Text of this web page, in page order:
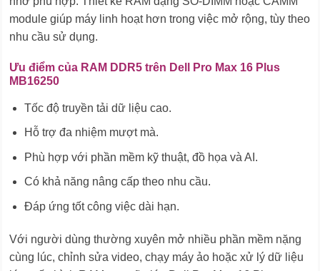
module giúp máy linh hoạt hơn trong việc mở rộng, tùy theo
nhu cầu sử dụng.
Ưu điểm của RAM DDR5 trên Dell Pro Max 16 Plus
MB16250
Tốc độ truyền tải dữ liệu cao.
Hỗ trợ đa nhiệm mượt mà.
Phù hợp với phần mềm kỹ thuật, đồ họa và AI.
Có khả năng nâng cấp theo nhu cầu.
Đáp ứng tốt công việc dài hạn.
Với người dùng thường xuyên mở nhiều phần mềm nặng
cùng lúc, chỉnh sửa video, chạy máy ảo hoặc xử lý dữ liệu